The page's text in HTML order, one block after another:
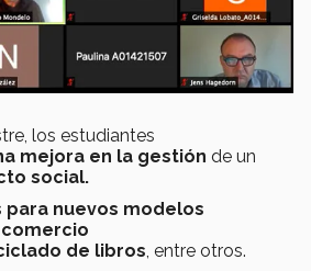
los estudiantes
mejora en la gestión de un
social.
nuevos modelos
de libros, entre otros.